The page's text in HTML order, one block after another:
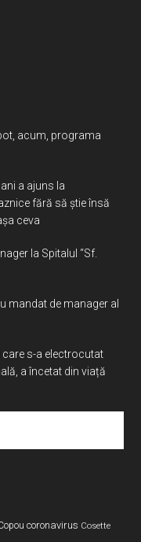
acum, programa
a ajuns la
fără să ştie însă
ceva
la Spitalul “Sf.
mandat de manager al
care s-a electrocutat
a încetat din viață
coronavirus Cosette